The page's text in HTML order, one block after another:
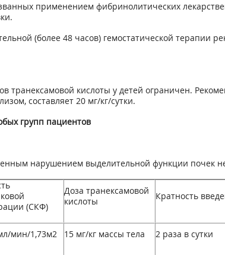
применением фибринолитических
(более 48 часов) гемостатической терапии
транексамовой кислоты у детей ограничен.
составляет 20 мг/кг/сутки.
групп пациентов
нарушением выделительной функции почек
(СКФ)
Доза транексамовой
кислоты
Кратность
мин/1,73м2 15 мг/кг массы тела 2 раза в сутки